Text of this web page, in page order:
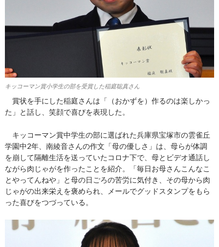
キッコーマン賞小学生の部を受賞した稲庭聡真さん
賞状を手にした稲庭さんは「（おかずを）作るのは楽しかっ
た」と話し、笑顔で喜びを表現した。
キッコーマン賞中学生の部に選ばれた兵庫県宝塚市の雲雀丘
学園中2年、南綾音さんの作文「母の優しさ」は、母らが体調
を崩して隔離生活を送っていたコロナ下で、母とビデオ通話し
ながら肉じゃがを作ったことを紹介。「毎日お母さんこんなこ
とやってんねや」と母の日ごろの苦労に気付き、その母から肉
じゃがの出来栄えを褒められ、メールでグッドスタンプをもら
った喜びをつづっている。